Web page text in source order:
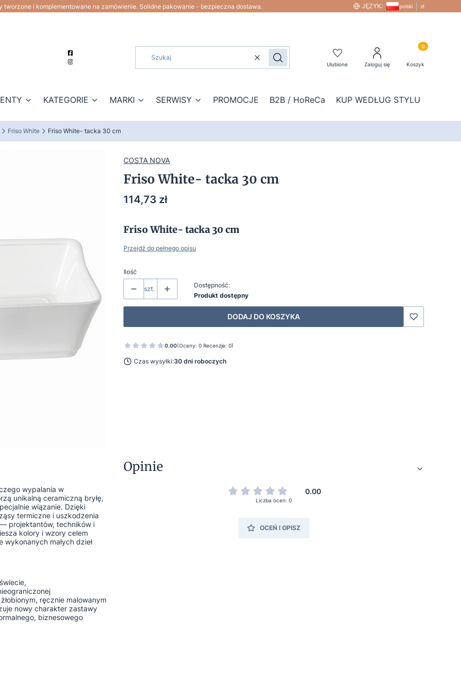
i komplementowane na zamówienie. Solidne pakowanie - bezpieczna dostawa. JĘZYK: polski zł
WyczyśćSzukaj Ulubione Zaloguj się
Produkty w
Koszyk
KATEGORIE MARKI SERWISY PROMOCJE B2B / HoReCa KUP WEDŁUG STYLU
Friso White Friso White- tacka 30 cm
COSTA NOVA
Friso White- tacka 30 cm
Cena
114,73 zł
Friso White- tacka 30 cm
Przejdź do pełnego opisu
Ilość
szt.
Dostępność:
Produkt dostępny
DODAJ DO KOSZYKA
0.00(Oceny: 0 Recenzje: 0)
Czas wysyłki:30 dni roboczych
wypalania w
unikalną ceramiczną bryłę,
wiązanie. Dzięki
termiczne i uszkodzenia
projektantów, techników i
kolory i wzory celem
małych dzieł
ręcznie malowanym
nowy charakter zastawy
biznesowego
Opinie
0.00
Liczba ocen: 0
OCEŃ I OPISZ